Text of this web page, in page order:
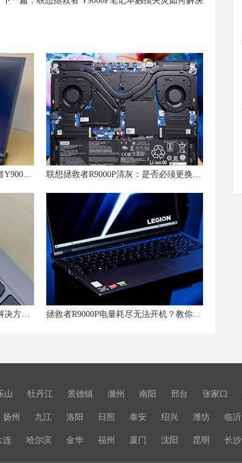
拯救者R9000P电量耗尽无法开机？教你如何处理！
山 牡丹江 景德镇 滁州 南阳 邢台 张家口
扬州 九江 洛阳 日照 泰安 绍兴 潍坊 临沂
连 哈尔滨 金华 福州 厦门 沈阳 昆明 长沙